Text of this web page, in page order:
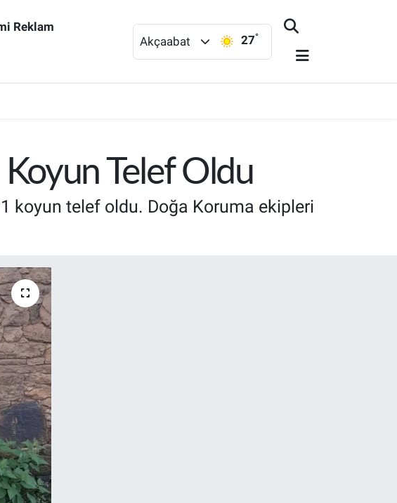
Reklam
Akçaabat 27°
Koyun Telef Oldu
1 koyun telef oldu. Doğa Koruma ekipleri